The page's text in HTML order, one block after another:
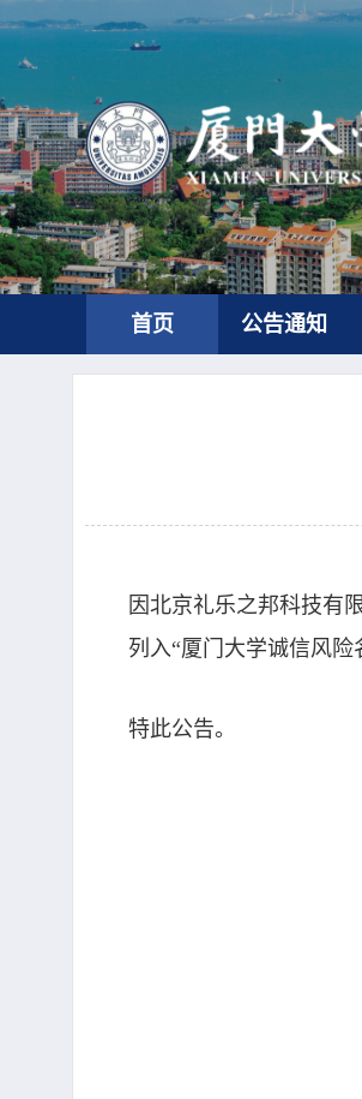
首页 公告通知
因北京礼乐之邦科技有
列入“厦门大学诚信风险
特此公告。